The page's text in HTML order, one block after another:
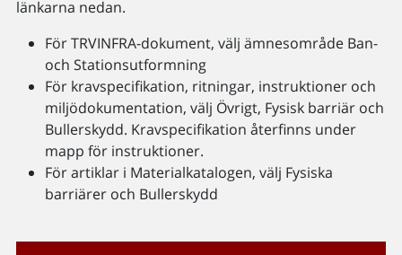
länkarna nedan.
För TRVINFRA-dokument, välj ämnesområde Ban-
och Stationsutformning
För kravspecifikation, ritningar, instruktioner och
miljödokumentation, välj Övrigt, Fysisk barriär och
Bullerskydd. Kravspecifikation återfinns under
mapp för instruktioner.
För artiklar i Materialkatalogen, välj Fysiska
barriärer och Bullerskydd